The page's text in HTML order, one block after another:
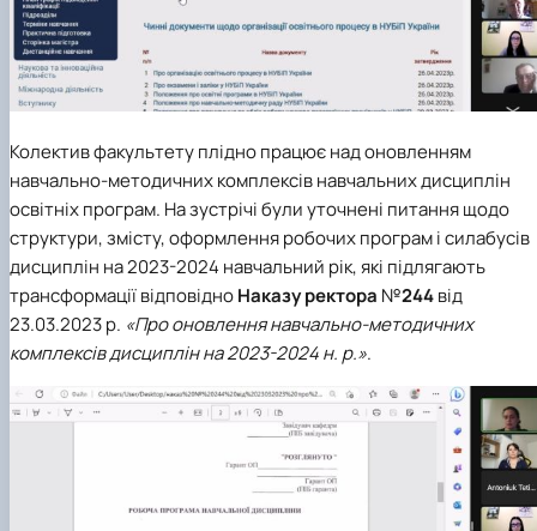
Колектив факультету плідно працює над оновленням
навчально-методичних комплексів навчальних дисциплін
освітніх програм. На зустрічі були уточнені питання щодо
структури, змісту, оформлення робочих програм і силабусів
дисциплін на 2023-2024 навчальний рік, які підлягають
трансформації відповідноНаказу ректора №244від
23.03.2023 р. «Про оновлення навчально-методичних
комплексів дисциплін на 2023-2024 н. р.».